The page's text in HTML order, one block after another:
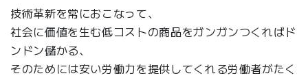
技術革新を常におこなって、
社会に価値を生む低コストの商品をガンガンつくればド
ンドン儲かる、
そのためには安い労働力を提供してくれる労働者がたく